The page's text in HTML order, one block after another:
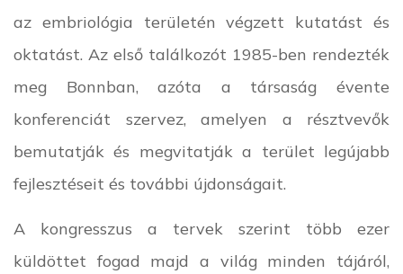
az embriológia területén végzett kutatást és
oktatást. Az első találkozót 1985-ben rendezték
meg Bonnban, azóta a társaság évente
konferenciát szervez, amelyen a résztvevők
bemutatják és megvitatják a terület legújabb
fejlesztéseit és további újdonságait.
A kongresszus a tervek szerint több ezer
küldöttet fogad majd a világ minden tájáról,